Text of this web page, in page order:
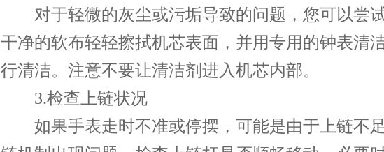
对于轻微的灰尘或污垢导致的问题，您可以尝
干净的软布轻轻擦拭机芯表面，并用专用的钟表清
行清洁。注意不要让清洁剂进入机芯内部。
3.检查上链状况
如果手表走时不准或停摆，可能是由于上链不